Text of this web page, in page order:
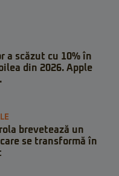
a scăzut cu 10% în
din 2026. Apple
brevetează un
se transformă în